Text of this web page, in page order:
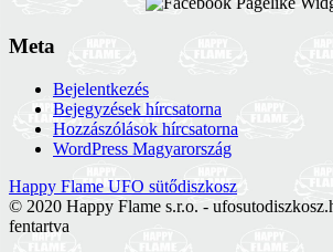
Meta
Bejelentkezés
Bejegyzések hírcsatorna
Hozzászólások hírcsatorna
WordPress Magyarország
Happy Flame UFO sütődiszkosz
© 2020 Happy Flame s.r.o. -
fentartva